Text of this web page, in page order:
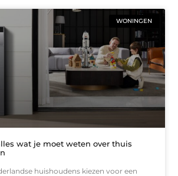
WONINGEN
wat je moet weten over thuis
huishoudens kiezen voor een